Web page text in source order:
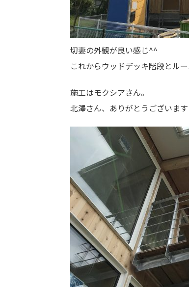
切妻の外観が良い感じ^^
これからウッドデッキ階段とル
施工はモクシアさん。
北澤さん、ありがとうございます